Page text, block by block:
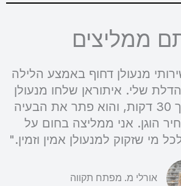
ממליצים
מנעולן דחוף באמצע הלילה
שלי. איתוראן שלחו מנעולן
מקצועי ויעיל תוך 30 דקות, והוא פתר את הבעיה
הוגן. אני ממליצה בחום על
מי שזקוק למנעולן אמין וזמין."
אורלי מ. מפתח תקווה